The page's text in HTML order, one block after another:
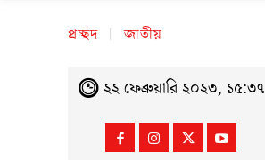
প্রচ্ছদ জাতীয়
২২ ফেব্রুয়ারি ২০২৩, ১৫:৩৭